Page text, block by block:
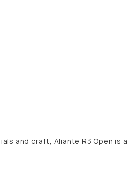
and craft, Aliante R3 Open is